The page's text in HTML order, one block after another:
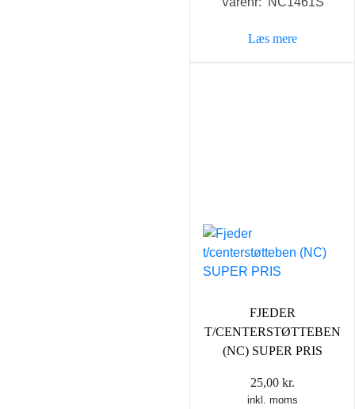
Læs mere
FJEDER
T/CENTERSTØTTEBEN
(NC) SUPER PRIS
25,00 kr.
inkl. moms